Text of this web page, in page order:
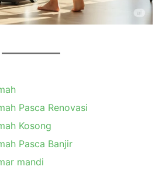
Pasca Renovasi
Kosong
Pasca Banjir
mandi